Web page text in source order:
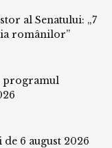
al Senatului: „7
românilor”
programul
6 august 2026